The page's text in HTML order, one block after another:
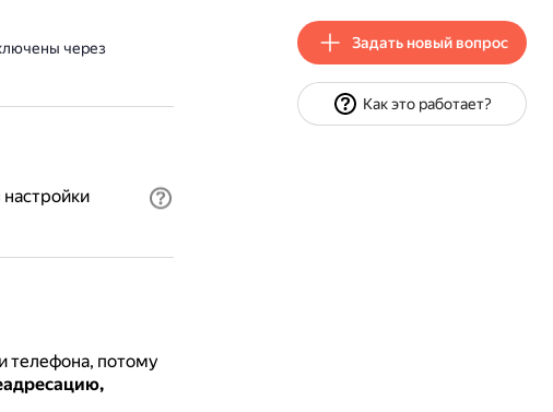
через
телефона, потому
Задать новый вопрос
Как это работает?